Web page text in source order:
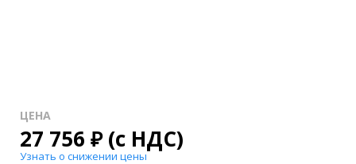
ЦЕНА
27 756 ₽(с НДС)
Узнать о снижении цены